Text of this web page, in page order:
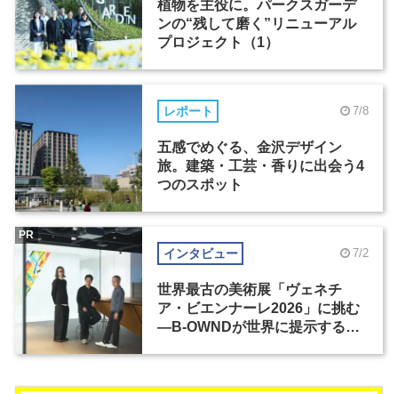
植物を主役に。パークスガーデ
ンの“残して磨く”リニューアル
プロジェクト（1）
レポート 7/8
五感でめぐる、金沢デザイン
旅。建築・工芸・香りに出会う4
つのスポット
インタビュー 7/2
世界最古の美術展「ヴェネチ
ア・ビエンナーレ2026」に挑む
―B-OWNDが世界に提示する美
PR